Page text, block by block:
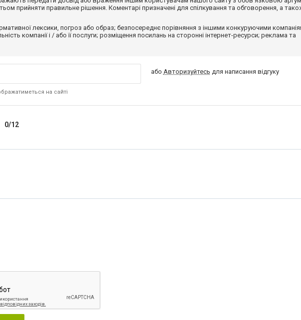
прийняти правильне рішення. Коментарі призначені для спілкування та обговорення, а
лексики, погроз або образ; безпосереднє порівняння з іншими конкуруючими
компанії і / або її послуги; розміщення посилань на сторонні інтернет-ресурси; реклама та
на сайті
або Авторизуйтесь для написання відгуку
0/12